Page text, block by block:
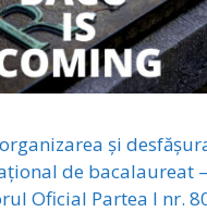
și
de bacalaureat
Oficial Partea I nr.